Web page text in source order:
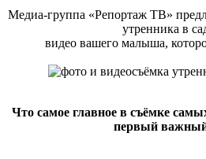
Медиа-группа «Репортаж ТВ»
утренника в
видео вашего малыша,
Что самое главное в съёмке
первый